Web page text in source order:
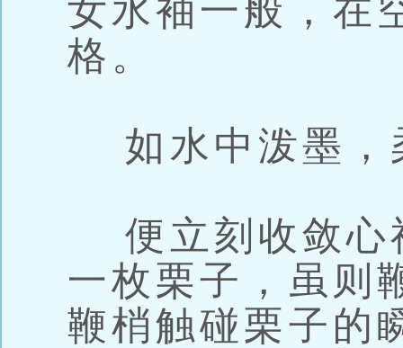
女水袖一般，在
格。
如水中泼墨，
便立刻收敛心
一枚栗子，虽则
鞭梢触碰栗子的